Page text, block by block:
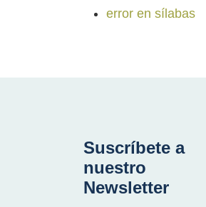
error en sílabas
Suscríbete a
nuestro
Newsletter